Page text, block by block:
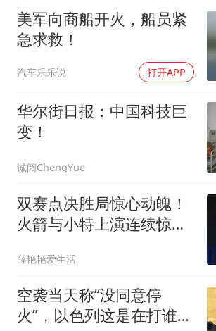
美军向商船开火，船员紧
急求救！
汽车乐乐说 打开APP
华尔街日报：中国科技巨
变！
诚阅ChengYue
双赛点决胜局惊心动魄！
火箭与小特上演连续惊险
薛艳艳爱生活
空袭当天称“没同意停
火”，以色列这是在打谁的